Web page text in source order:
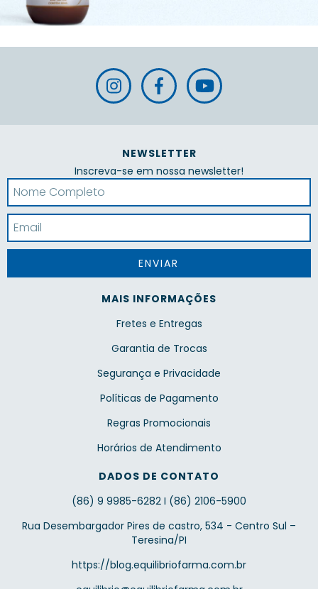
NEWSLETTER
Inscreva-se em nossa newsletter!
MAIS INFORMAÇÕES
Fretes e Entregas
Garantia de Trocas
Segurança e Privacidade
Políticas de Pagamento
Regras Promocionais
Horários de Atendimento
DADOS DE CONTATO
(86) 9 9985-6282 I (86) 2106-5900
Rua Desembargador Pires de castro, 534 - Centro Sul –
Teresina/PI
https://blog.equilibriofarma.com.br